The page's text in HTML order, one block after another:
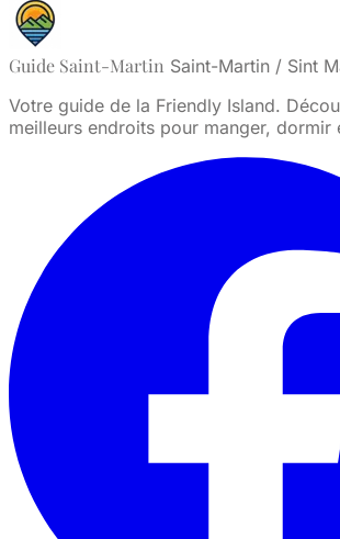
Guide Saint-Martin Saint-Martin / Sint
Votre guide de la Friendly Island.
meilleurs endroits pour manger, dormir